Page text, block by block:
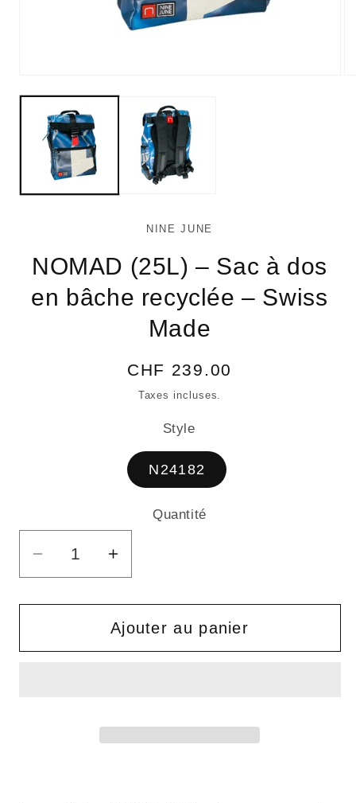
le
fenêtre
modale
NINE JUNE
NOMAD (25L) – Sac à dos
en bâche recyclée – Swiss
Made
Prix
habituel
CHF 239.00
Taxes incluses.
Style
N24182
Quantité
Quantité
Réduire
la
quantité
NOMAD
Augmenter
la
quantité
de
NOMAD
Ajouter au panier